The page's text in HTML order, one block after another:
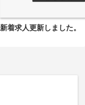
新着求人更新しました。